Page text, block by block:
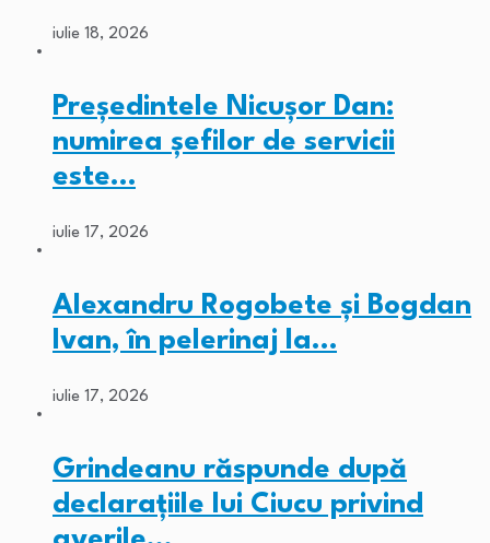
iulie 18, 2026
Președintele Nicușor Dan:
numirea șefilor de servicii
este…
iulie 17, 2026
Alexandru Rogobete și Bogdan
Ivan, în pelerinaj la…
iulie 17, 2026
Grindeanu răspunde după
declarațiile lui Ciucu privind